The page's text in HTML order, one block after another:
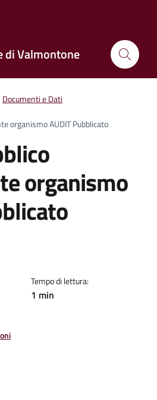
di Valmontone
Documenti e Dati
organismo AUDIT Pubblicato
organismo
Tempo di lettura:
1 min